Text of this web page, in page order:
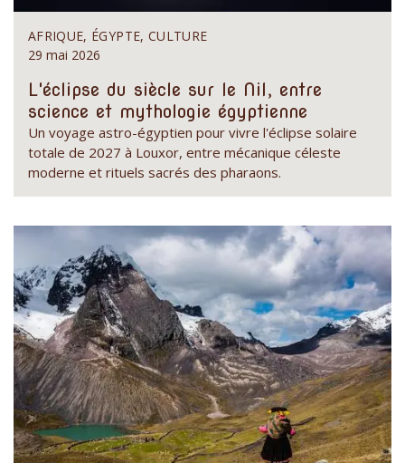
AFRIQUE, ÉGYPTE, CULTURE
29 mai 2026
L'éclipse du siècle sur le Nil, entre
science et mythologie égyptienne
Un voyage astro-égyptien pour vivre l'éclipse solaire
totale de 2027 à Louxor, entre mécanique céleste
moderne et rituels sacrés des pharaons.